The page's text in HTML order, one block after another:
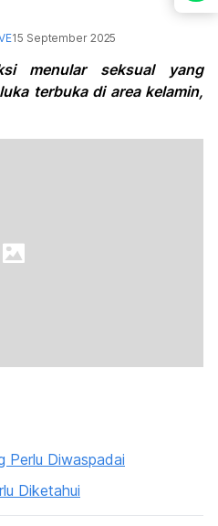
15 September 2025
menular seksual yang
terbuka di area kelamin,
Perlu Diwaspadai
Diketahui